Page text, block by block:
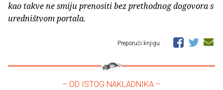
kao takve ne smiju prenositi bez prethodnog dogovora s
uredništvom portala.
Preporuči knjigu
– OD ISTOG NAKLADNIKA –